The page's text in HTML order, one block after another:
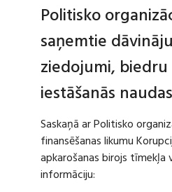
Politisko
saņemtie
ziedojumi,
iestāšanās naudas
Saskaņā ar Politisko
finansēšanas likumu
apkarošanas birojs tīmekļa
informāciju: